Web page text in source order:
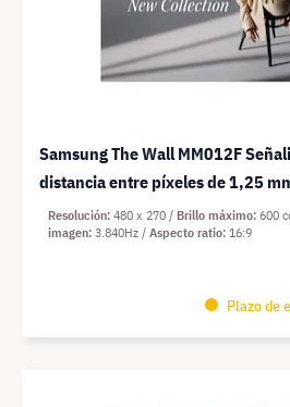
Samsung The Wall MM012F
distancia entre píxeles de 1,25
Plazo de
Resolución 480 x 270 Brillo máximo 600
imagen 3.840Hz Aspecto ratio 16:9